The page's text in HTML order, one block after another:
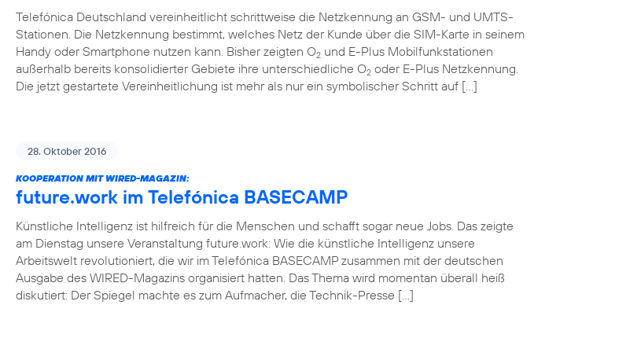
Telefónica Deutschland vereinheitlicht schrittweise die Netzkennung an GSM- und UMTS-
Stationen. Die Netzkennung bestimmt, welches Netz der Kunde über die SIM-Karte in seinem
Handy oder Smartphone nutzen kann. Bisher zeigten O2 und E-Plus Mobilfunkstationen
außerhalb bereits konsolidierter Gebiete ihre unterschiedliche O2 oder E-Plus Netzkennung.
Die jetzt gestartete Vereinheitlichung ist mehr als nur ein symbolischer Schritt auf […]
28. Oktober 2016
KOOPERATION MIT WIRED-MAGAZIN:
future.work im Telefónica BASECAMP
Künstliche Intelligenz ist hilfreich für die Menschen und schafft sogar neue Jobs. Das zeigte
am Dienstag unsere Veranstaltung future.work: Wie die künstliche Intelligenz unsere
Arbeitswelt revolutioniert, die wir im Telefónica BASECAMP zusammen mit der deutschen
Ausgabe des WIRED-Magazins organisiert hatten. Das Thema wird momentan überall heiß
diskutiert: Der Spiegel machte es zum Aufmacher, die Technik-Presse […]